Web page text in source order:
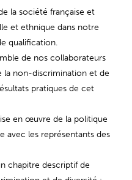
la société française et
et ethnique dans notre
qualification.
de nos collaborateurs
la non-discrimination et de
pratiques de cet
en œuvre de la politique
avec les représentants des
chapitre descriptif de